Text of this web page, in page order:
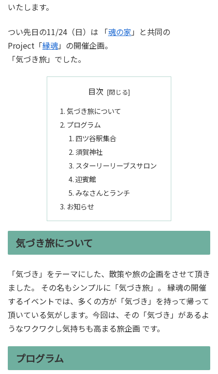
いたします。
つい先日の11/24（日）は 「魂の家 」と共同の
Project「縁魂」の開催企画。
「気づき旅」でした。
目次
気づき旅について
プログラム
四ツ谷駅集合
須賀神社
スターリーリーブスサロン
迎賓館
みなさんとランチ
お知らせ
気づき旅について
「気づき」をテーマにした、散策や旅の企画をさせて頂き
ました。 その名もシンプルに「気づき旅」。 縁魂の開催
するイベントでは、多くの方が「気づき」を持って帰って
頂いている気がします。今回は、その「気づき」があるよ
うなワクワクし気持ちも高まる旅企画 です。
プログラム